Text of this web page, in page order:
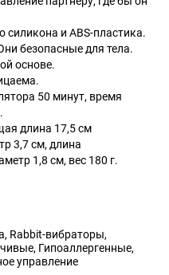
силикона и ABS-пластика.
безопасные для тела.
основе.
50 минут, время
длина 17,5 см
3,7 см, длина
1,8 см, вес 180 г.
Rabbit-вибраторы,
Гипоаллергенные,
управление